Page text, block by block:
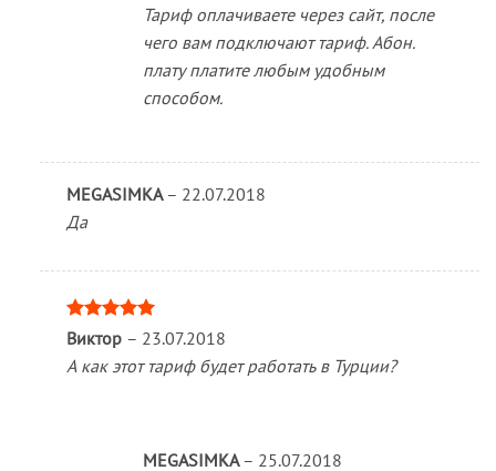
Тариф оплачиваете через сайт, после
чего вам подключают тариф. Абон.
плату платите любым удобным
способом.
MEGASIMKA – 22.07.2018
Да
Оценка
из 5
Виктор – 23.07.2018
А как этот тариф будет работать в Турции?
MEGASIMKA – 25.07.2018